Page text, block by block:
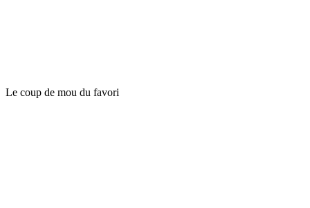
Le coup de mou du favori